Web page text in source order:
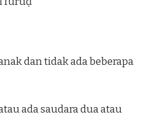
dan tidak ada beberapa
ada saudara dua atau